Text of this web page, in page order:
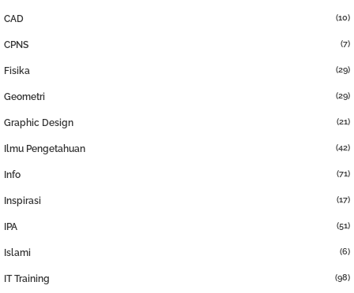
CAD (10)
CPNS (7)
Fisika (29)
Geometri (29)
Graphic Design (21)
Ilmu Pengetahuan (42)
Info (71)
Inspirasi (17)
IPA (51)
Islami (6)
IT Training (98)